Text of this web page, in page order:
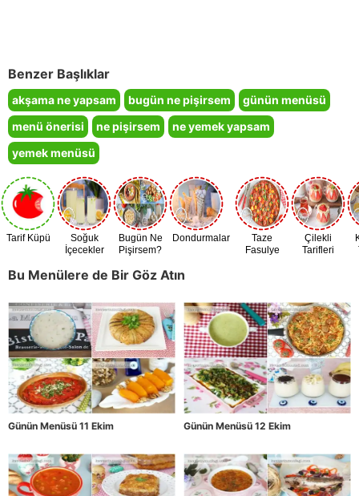
Benzer Başlıklar
akşama ne yapsam bugün ne pişirsem
günün menüsü
menü önerisi
ne pişirsem
ne yemek yapsam
yemek menüsü
Tarif Küpü
Soğuk
İçecekler
Bugün Ne
Pişirsem?
Dondurmalar
Taze
Fasulye
Çilekli
Tarifleri
Bu Menülere de Bir Göz Atın
Günün Menüsü 11 Ekim Günün Menüsü 12 Ekim